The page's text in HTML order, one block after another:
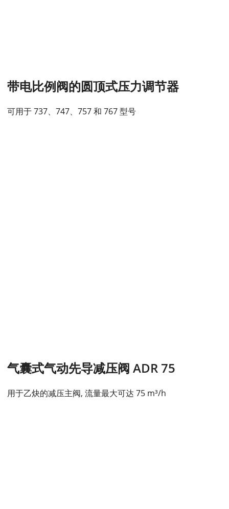
带电比例阀的圆顶式压力调节器
可用于 737、747、757 和 767 型号
气囊式气动先导减压阀 ADR 75
用于乙炔的减压主阀, 流量最大可达 75 m³/h